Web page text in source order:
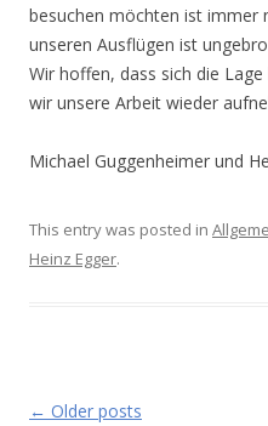
besuchen möchten ist immer
unseren Ausflügen ist
Wir hoffen, dass sich die
wir unsere Arbeit wieder
Michael Guggenheimer und
This entry was posted in
Heinz Egger.
Post navigation
← Older posts